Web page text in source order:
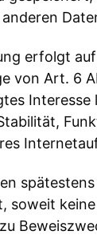
erfolgt
von Art. 6
Interesse
soweit